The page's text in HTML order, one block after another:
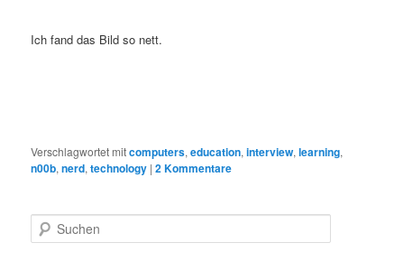
Ich fand das Bild so nett.
Verschlagwortet mitcomputers,education,interview,learning,
n00b,nerd,technology |2Kommentare
Suchen